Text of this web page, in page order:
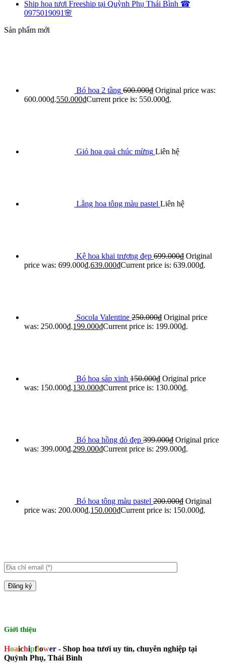
Ship hoa tươi Freeship tại Quỳnh Phụ Thái Bình ☎
0975019091🌸
Sản phẩm mới
Bó hoa 2 tầng 600.000₫ Original price was:
600.000₫.550.000₫Current price is: 550.000₫.
Giỏ hoa quả chúc mừng Liên hệ
Lẵng hoa tông màu pastel Liên hệ
Kệ hoa khai trương đẹp 699.000₫ Original
price was: 699.000₫.639.000₫Current price is: 639.000₫.
Socola Valentine 250.000₫ Original price
was: 250.000₫.199.000₫Current price is: 199.000₫.
Bó hoa sáp xinh 150.000₫ Original price
was: 150.000₫.130.000₫Current price is: 130.000₫.
Bó hoa hồng đỏ đẹp 399.000₫ Original price
was: 399.000₫.299.000₫Current price is: 299.000₫.
Bó hoa tông màu pastel 200.000₫ Original
price was: 200.000₫.150.000₫Current price is: 150.000₫.
Giới thiệu
Hoaichipflower - Shop hoa tươi uy tín, chuyên nghiệp tại
Quỳnh Phụ, Thái Bình